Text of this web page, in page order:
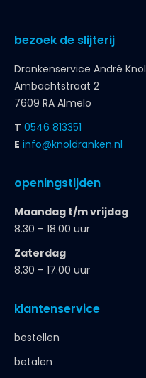
bezoek de slijterij
Drankenservice André Knol
Ambachtstraat 2
7609 RA Almelo
T 0546 813351
E info@knoldranken.nl
openingstijden
Maandag t/m vrijdag
8.30 – 18.00 uur
Zaterdag
8.30 – 17.00 uur
klantenservice
bestellen
betalen